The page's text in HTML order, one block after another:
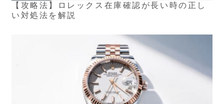
【攻略法】ロレックス在庫確認が長い時の正し
い対処法を解説